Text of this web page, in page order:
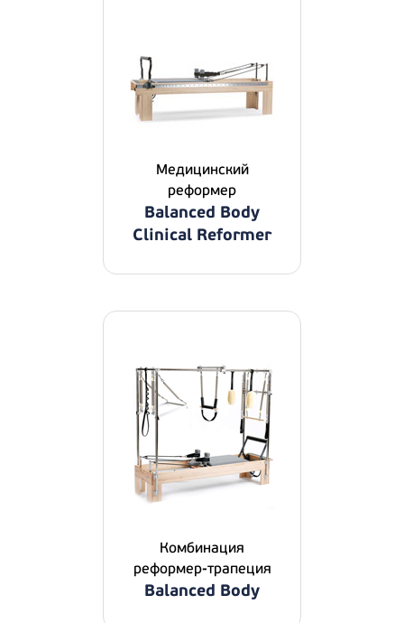
Медицинский
реформер
Balanced Body
Clinical Reformer
Комбинация
реформер-трапеция
Balanced Body